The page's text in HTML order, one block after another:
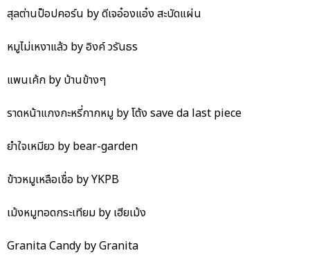
สุลต่านป็อปคอร์น by ดีเจอ๋องแอ๋ง สะบัดแผ่น
หมูไม่เหงาแล้ว by อิงค์ วรันธร
แพนเค้ก by บ้านข้างๆ
ราดหน้าแกงกะหรี่กากหมู by โต้ง save da last piece
ยำใจเหมียว by bear-garden
ข้าวหมูเหลือเชื่อ by YKPB
เม้งหมูทอดกระเทียม by เฮียเม้ง
Granita Candy by Granita